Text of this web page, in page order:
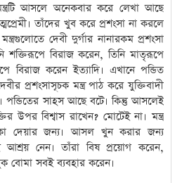
আসলে অনেকবার করে লেখা আছে
তাঁদের খুব করে প্রশংসা না করলে
দেবী দুর্গার নানারকম প্রশংসা
শক্তিরূপে বিরাজ করেন, তিনি মাতৃরূপে
বিরাজ করেন ইত্যাদি। এখানে পন্ডিত
প্রশংসাসূচক মন্ত্র পাঠ করে যুক্তিবাদী
পন্ডিতের সাহস আছে বটে। কিন্তু আসলেই
উপর বিশ্বাস রাখেন? মোটেই না। মন্ত্র
দেয়ার জন্য। আসল খুন করার জন্য
আশ্রয় নেন। তাঁরা বিষ প্রয়োগ করেন,
বোমা সবই ব্যবহার করেন।